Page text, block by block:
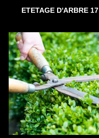
ETETAGE D'ARBRE 17